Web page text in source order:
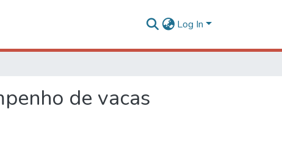
Log In
de vacas